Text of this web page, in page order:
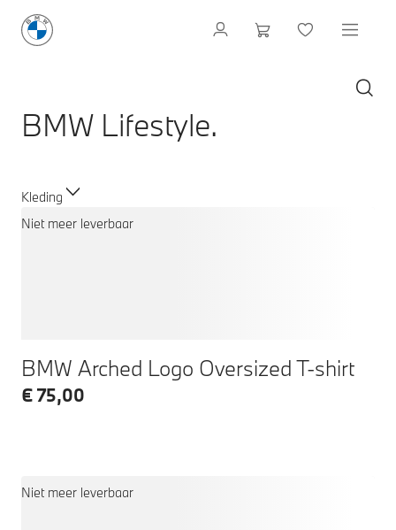
BMW Lifestyle.
Kleding
Niet meer leverbaar
BMW Arched Logo Oversized T-shirt
€ 75,00
Niet meer leverbaar